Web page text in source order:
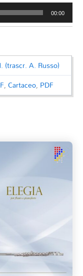
00:00
(trascr. A. Russo)
,Cartaceo, PDF